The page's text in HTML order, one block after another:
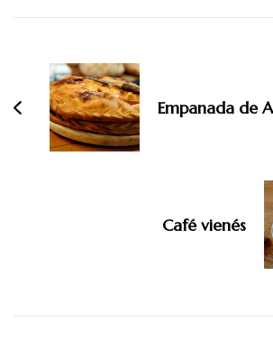
entradas
Empanada de
Café vienés